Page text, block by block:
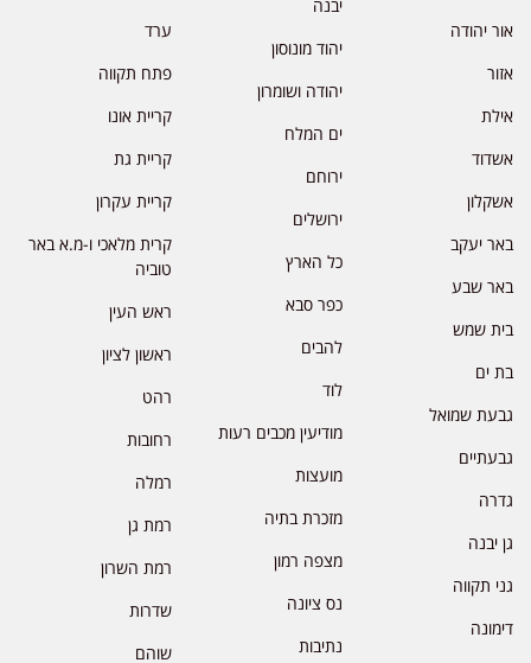
אור יהודה
אזור
אילת
אשדוד
אשקלון
באר יעקב
באר שבע
בית שמש
בת ים
גבעת שמואל
גבעתיים
גדרה
גן יבנה
גני תקווה
דימונה
יבנה
יהוד מונוסון
יהודה ושומרון
ים המלח
ירוחם
ירושלים
כל הארץ
כפר סבא
להבים
לוד
מודיעין מכבים רעות
מועצות
מזכרת בתיה
מצפה רמון
נס ציונה
נתיבות
ערד
פתח תקווה
קריית אונו
קריית גת
קריית עקרון
קרית מלאכי ו-מ.א באר
טוביה
ראש העין
ראשון לציון
רהט
רחובות
רמלה
רמת גן
רמת השרון
שדרות
שוהם